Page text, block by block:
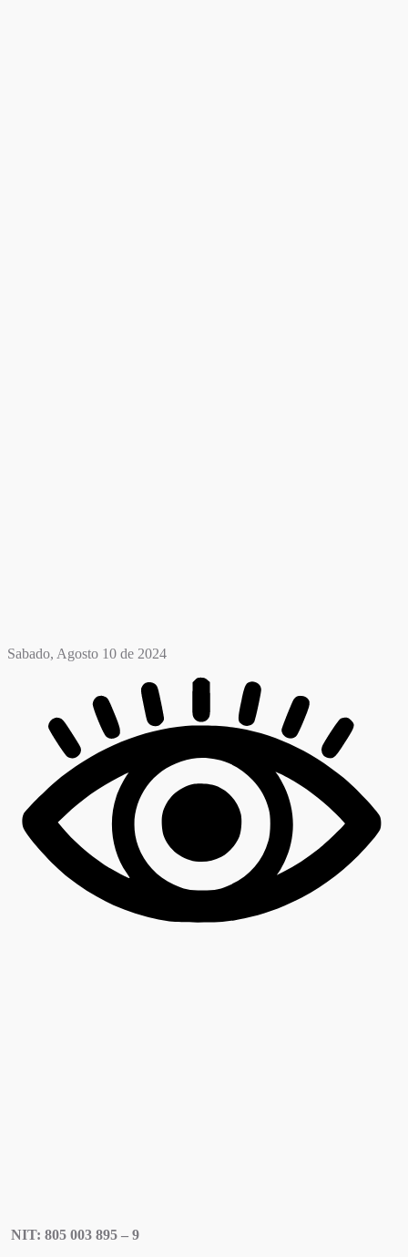
Sabado, Agosto 10 de 2024
NIT: 805 003 895 – 9